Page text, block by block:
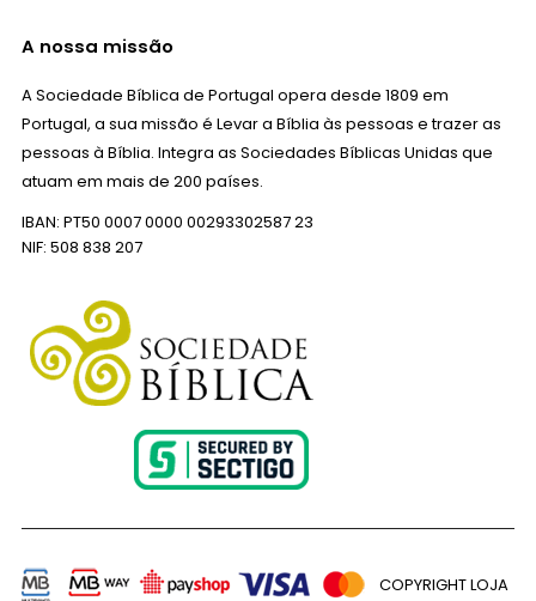
A nossa missão
A Sociedade Bíblica de Portugal opera desde 1809 em
Portugal, a sua missão é Levar a Bíblia às pessoas e trazer as
pessoas à Bíblia. Integra as Sociedades Bíblicas Unidas que
atuam em mais de 200 países.
IBAN: PT50 0007 0000 00293302587 23
NIF: 508 838 207
COPYRIGHT LOJA